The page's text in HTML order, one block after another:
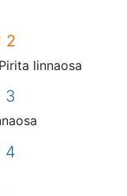
2
linnaosa
3
4